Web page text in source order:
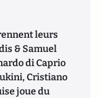
leurs
& Samuel
di Caprio
Cristiano
joue du